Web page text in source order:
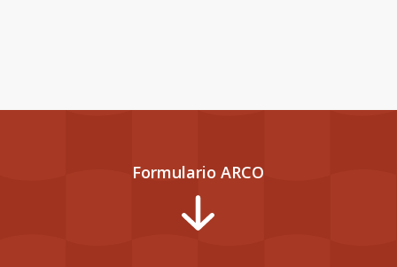
Formulario ARCO